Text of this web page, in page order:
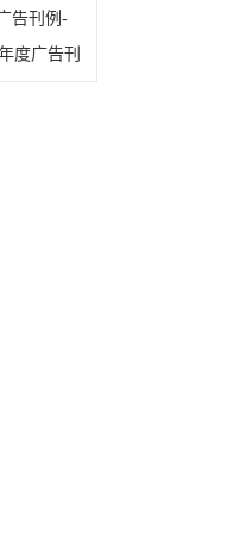
告刊例-
度广告刊